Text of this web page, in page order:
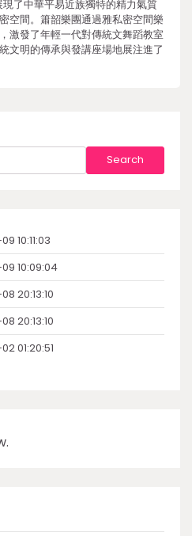
了中華平易近族獨特的精力氣質
空間。簫韶樂團通過雅私密空間樂
激發了年輕一代對傳統文舞蹈教室
文明的傳承與發講座場地展注進了
Search
10:11:03
10:09:04
20:13:10
20:13:10
01:20:51